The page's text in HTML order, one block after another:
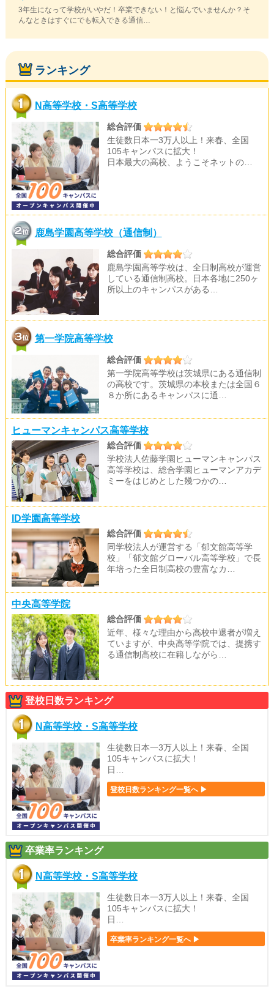
3年生になって学校がいやだ！卒業できない！と悩んでいませんか？そ
んなときはすぐにでも転入できる通信…
ランキング
N高等学校・S高等学校
総合評価
生徒数日本一3万人以上！来春、全国
105キャンパスに拡大！
日本最大の高校、ようこそネットの…
鹿島学園高等学校（通信制）
総合評価
鹿島学園高等学校は、全日制高校が運営
している通信制高校。日本各地に250ヶ
所以上のキャンパスがある…
第一学院高等学校
総合評価
第一学院高等学校は茨城県にある通信制
の高校です。茨城県の本校または全国６
８か所にあるキャンパスに通…
ヒューマンキャンパス高等学校
総合評価
学校法人佐藤学園ヒューマンキャンパス
高等学校は、総合学園ヒューマンアカデ
ミーをはじめとした幾つかの…
ID学園高等学校
総合評価
同学校法人が運営する「郁文館高等学
校」「郁文館グローバル高等学校」で長
年培った全日制高校の豊富なカ…
中央高等学院
総合評価
近年、様々な理由から高校中退者が増え
ていますが、中央高等学院では、提携す
る通信制高校に在籍しながら…
登校日数ランキング
N高等学校・S高等学校
生徒数日本一3万人以上！来春、全国
105キャンパスに拡大！
日…
登校日数ランキング一覧へ ▶
卒業率ランキング
N高等学校・S高等学校
生徒数日本一3万人以上！来春、全国
105キャンパスに拡大！
日…
卒業率ランキング一覧へ ▶